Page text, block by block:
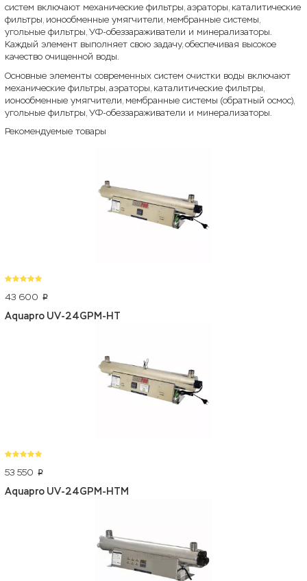
систем включают механические фильтры, аэраторы, каталитические
фильтры, ионообменные умягчители, мембранные системы,
угольные фильтры, УФ-обеззараживатели и минерализаторы.
Каждый элемент выполняет свою задачу, обеспечивая высокое
качество очищенной воды.
Основные элементы современных систем очистки воды включают
механические фильтры, аэраторы, каталитические фильтры,
ионообменные умягчители, мембранные системы (обратный осмос),
угольные фильтры, УФ-обеззараживатели и минерализаторы.
Рекомендуемые товары
43 600 p
Aquapro UV-24GPM-HT
53 550 p
Aquapro UV-24GPM-HTM